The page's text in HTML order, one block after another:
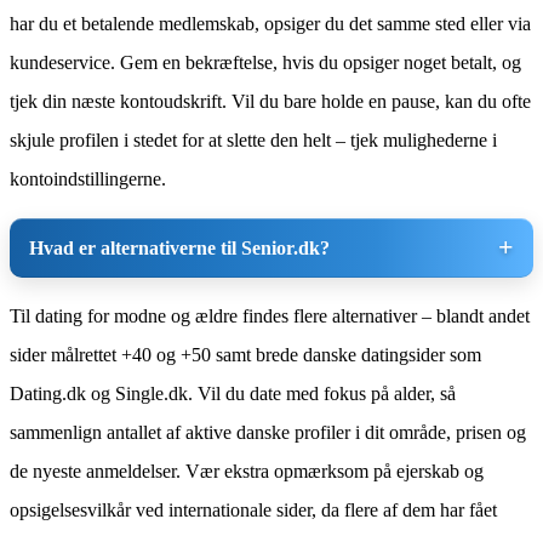
har du et betalende medlemskab, opsiger du det samme sted eller via
kundeservice. Gem en bekræftelse, hvis du opsiger noget betalt, og
tjek din næste kontoudskrift. Vil du bare holde en pause, kan du ofte
skjule profilen i stedet for at slette den helt – tjek mulighederne i
kontoindstillingerne.
Hvad er alternativerne til Senior.dk?
Til dating for modne og ældre findes flere alternativer – blandt andet
sider målrettet +40 og +50 samt brede danske datingsider som
Dating.dk og Single.dk. Vil du date med fokus på alder, så
sammenlign antallet af aktive danske profiler i dit område, prisen og
de nyeste anmeldelser. Vær ekstra opmærksom på ejerskab og
opsigelsesvilkår ved internationale sider, da flere af dem har fået